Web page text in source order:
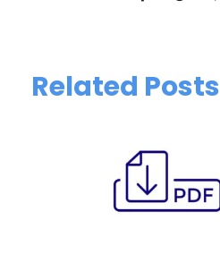
Related Posts